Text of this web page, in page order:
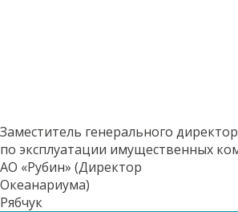
Заместитель генерального
по эксплуатации имущественных
АО «Рубин» (Директор
Рябчук